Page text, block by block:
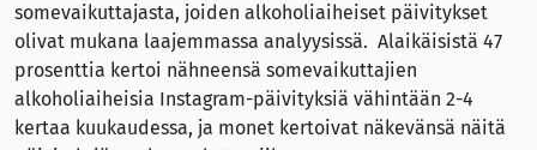
somevaikuttajasta, joiden alkoholiaiheiset päivitykset
olivat mukana laajemmassa analyysissä. Alaikäisistä 47
prosenttia kertoi nähneensä somevaikuttajien
alkoholiaiheisia Instagram-päivityksiä vähintään 2-4
kertaa kuukaudessa, ja monet kertoivat näkevänsä näitä